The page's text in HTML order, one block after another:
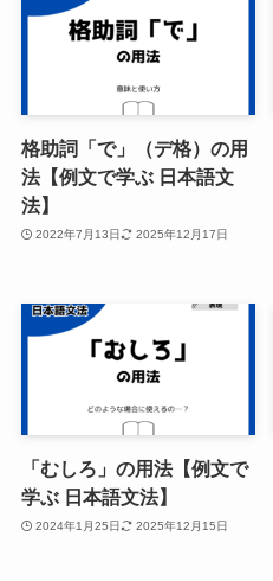
格助詞「で」（デ格）の用
法【例文で学ぶ 日本語文
法】
2022年7月13日 2025年12月17日
「むしろ」の用法【例文で
学ぶ 日本語文法】
2024年1月25日 2025年12月15日